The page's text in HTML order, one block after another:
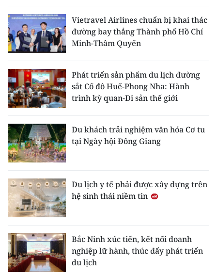
Vietravel Airlines chuẩn bị khai thác
đường bay thẳng Thành phố Hồ Chí
Minh-Thâm Quyến
Phát triển sản phẩm du lịch đường
sắt Cố đô Huế-Phong Nha: Hành
trình kỳ quan-Di sản thế giới
Du khách trải nghiệm văn hóa Cơ tu
tại Ngày hội Đông Giang
Du lịch y tế phải được xây dựng trên
hệ sinh thái niềm tin
Bắc Ninh xúc tiến, kết nối doanh
nghiệp lữ hành, thúc đẩy phát triển
du lịch